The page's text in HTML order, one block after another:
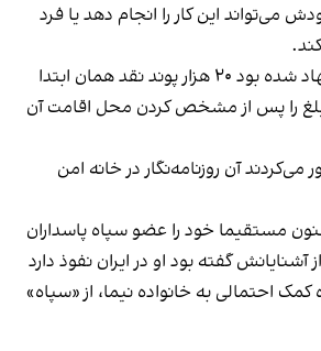
می‌تواند این کار را انجام دهد یا فرد
نیما گفت به او پیشنهاد شده بود ۲۰ هزار پوند نقد همان ابتدا
را پس از مشخص کردن محل اقامت آن
می‌کردند آن روزنامه‌نگار در خانه امن
مستقیما خود را عضو سپاه پاسداران
آشنایانش گفته بود او در ایران نفوذ دارد
احتمالی به خانواده نیما، از «سپاه»